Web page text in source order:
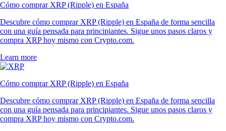
Cómo comprar XRP (Ripple) en España
Descubre cómo comprar XRP (Ripple) en España de forma sencilla
con una guía pensada para principiantes. Sigue unos pasos claros y
compra XRP hoy mismo con Crypto.com.
Learn more
Cómo comprar XRP (Ripple) en España
Descubre cómo comprar XRP (Ripple) en España de forma sencilla
con una guía pensada para principiantes. Sigue unos pasos claros y
compra XRP hoy mismo con Crypto.com.